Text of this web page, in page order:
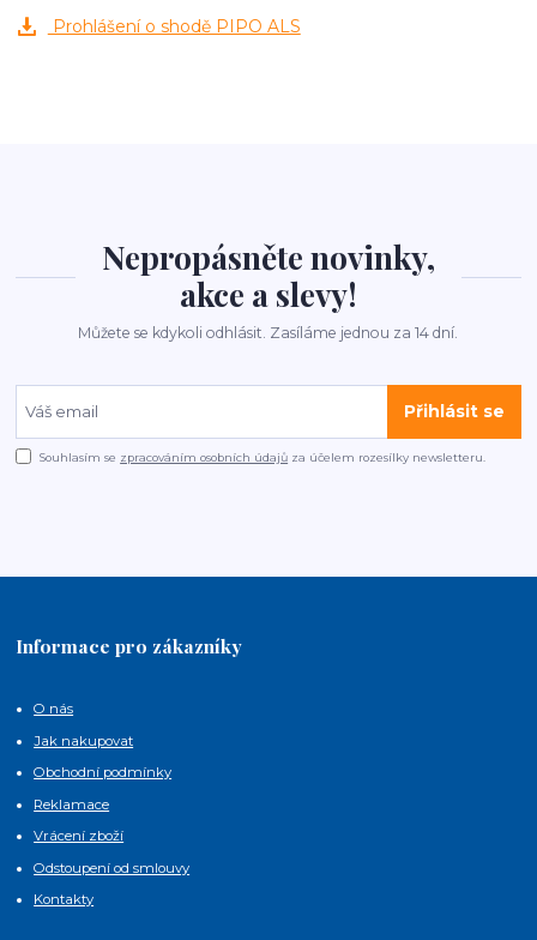
Prohlášení o shodě PIPO ALS
Nepropásněte novinky,
akce a slevy!
Můžete se kdykoli odhlásit. Zasíláme jednou za 14 dní.
Přihlásit se
Souhlasím se zpracováním osobních údajů za účelem rozesílky newsletteru.
Informace pro zákazníky
O nás
Jak nakupovat
Obchodní podmínky
Reklamace
Vrácení zboží
Odstoupení od smlouvy
Kontakty